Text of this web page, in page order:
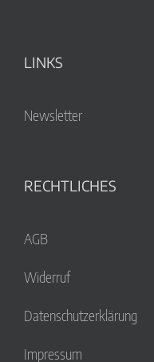
LINKS
Newsletter
RECHTLICHES
AGB
Widerruf
Datenschutzerklärung
Impressum